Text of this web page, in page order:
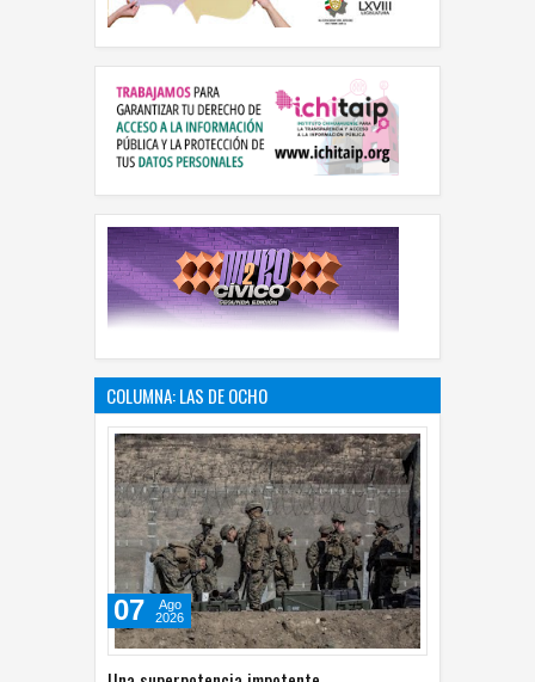
COLUMNA: LAS DE OCHO
Una superpotencia impotente
07
Ago
2026